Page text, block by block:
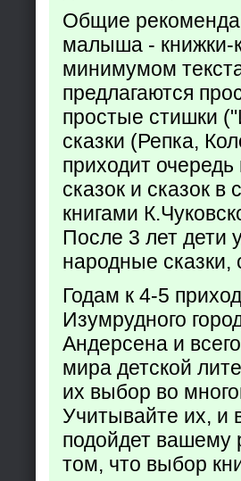
Общие
малыша - книжки-
минимумом
предлагаются
простые стишки
сказки (Репка,
приходит
сказок и сказок
книгами
После 3 лет
народные сказки,
Годам к 4-5
Изумрудного
Андерсена и
мира детской
их выбор во
Учитывайте их, и
подойдет вашему
том, что выбор